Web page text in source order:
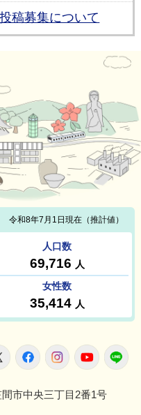
稿募集について
市役所
X FacebookInstagram
市中央三丁目2番1号